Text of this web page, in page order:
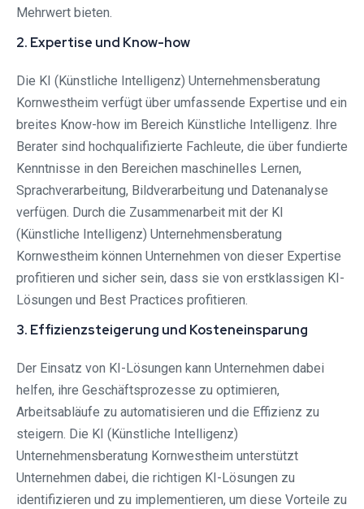
Mehrwert bieten.
2. Expertise und Know-how
Die KI (Künstliche Intelligenz) Unternehmensberatung
Kornwestheim verfügt über umfassende Expertise und ein
breites Know-how im Bereich Künstliche Intelligenz. Ihre
Berater sind hochqualifizierte Fachleute, die über fundierte
Kenntnisse in den Bereichen maschinelles Lernen,
Sprachverarbeitung, Bildverarbeitung und Datenanalyse
verfügen. Durch die Zusammenarbeit mit der KI
(Künstliche Intelligenz) Unternehmensberatung
Kornwestheim können Unternehmen von dieser Expertise
profitieren und sicher sein, dass sie von erstklassigen KI-
Lösungen und Best Practices profitieren.
3. Effizienzsteigerung und Kosteneinsparung
Der Einsatz von KI-Lösungen kann Unternehmen dabei
helfen, ihre Geschäftsprozesse zu optimieren,
Arbeitsabläufe zu automatisieren und die Effizienz zu
steigern. Die KI (Künstliche Intelligenz)
Unternehmensberatung Kornwestheim unterstützt
Unternehmen dabei, die richtigen KI-Lösungen zu
identifizieren und zu implementieren, um diese Vorteile zu